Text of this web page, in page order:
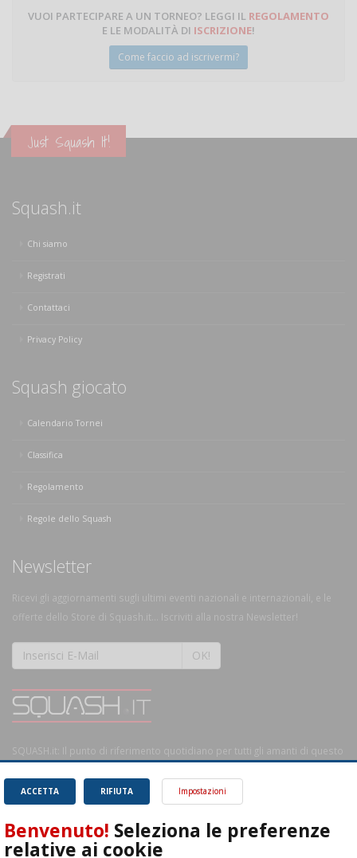
VUOI PARTECIPARE A UN TORNEO? LEGGI IL REGOLAMENTO
E LE MODALITÀ DI ISCRIZIONE!
Come faccio ad iscrivermi?
Just Squash It!
Squash.it
Chi siamo
Registrati
Contattaci
Privacy Policy
Squash giocato
Calendario Tornei
Classifica
Regolamento
Regole dello Squash
Newsletter
Ricevi gli aggiornamenti sugli ultimi eventi nazionali e internazionali, e le
offerte dello Store di Squash.it... Iscriviti alla nostra Newsletter!
OK!
SQUASH.it: Il punto di riferimento quotidiano per tutti gli amanti di questo
RIFIUTA
ACCETTA Impostazioni
Benvenuto! Seleziona le preferenze
relative ai cookie